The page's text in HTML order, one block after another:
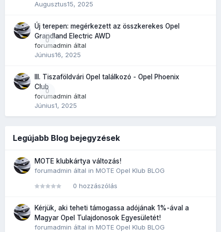
Augusztus15, 2025
0
Új terepen: megérkezett az összkerekes Opel
Grandland Electric AWD
forumadmin által
Június16, 2025
0
III. Tiszaföldvári Opel találkozó - Opel Phoenix
Club
forumadmin által
Június1, 2025
Legújabb Blog bejegyzések
MOTE klubkártya változás!
forumadmin által in MOTE Opel Klub BLOG
0 hozzászólás
Kérjük, aki teheti támogassa adójának 1%-ával a
Magyar Opel Tulajdonosok Egyesületét!
forumadmin által in MOTE Opel Klub BLOG